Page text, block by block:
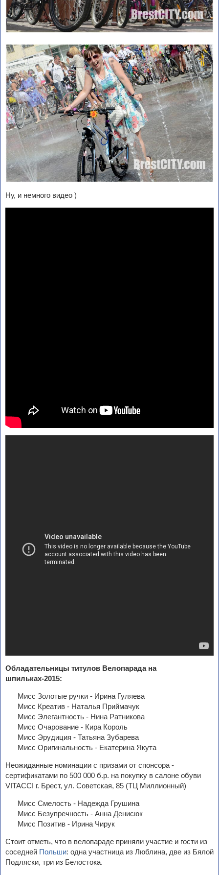
Ну, и немного видео )
Обладательницы титулов Велопарада на
шпильках-2015:
Мисс Золотые ручки - Ирина Гуляева
Мисс Креатив - Наталья Приймачук
Мисс Элегантность - Нина Ратникова
Мисс Очарование - Кира Король
Мисс Эрудиция - Татьяна Зубарева
Мисс Оригинальность - Екатерина Якута
Неожиданные номинации с призами от спонсора -
сертификатами по 500 000 б.р. на покупку в салоне обуви
VITACCI г. Брест, ул. Советская, 85 (ТЦ Миллионный)
Мисс Смелость - Надежда Грушина
Мисс Безупречность - Анна Денисюк
Мисс Позитив - Ирина Чирук
Стоит отметь, что в велопараде приняли участие и гости из
соседней Польши: одна участница из Люблина, две из Бялой
Подляски, три из Белостока.